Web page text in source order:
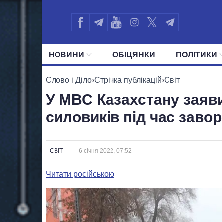
НОВИНИ ОБIЦЯНКИ ПОЛIТИКИ
УСІ ПОЛІТИКИ ПРЕЗИДЕНТ І ОФІС
Слово і Діло›Стрічка публікацій›Світ
У МВС Казахстану
силовиків під час
СВІТ 6 січня 2022, 07:52
Читати російською